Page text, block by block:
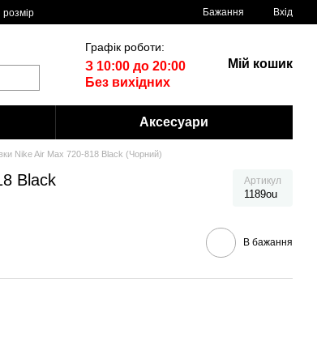
розмiр Бажання Вхід
Графік роботи:
З 10:00 до 20:00
Без вихідних
Мій кошик
Аксесуари
Nike Air Max 720-818 Black (Чорний)
Black Артикул
1189ou
В бажання